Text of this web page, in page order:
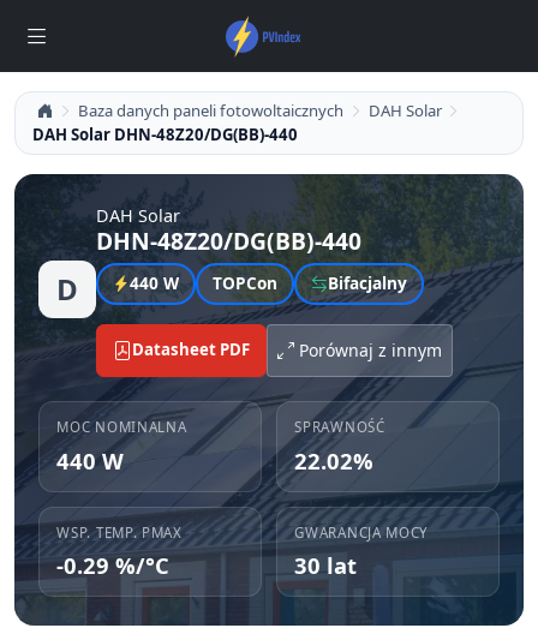
Baza danych paneli fotowoltaicznych
DAH Solar
DAH Solar DHN-48Z20/DG(BB)-440
D
DAH Solar
DHN-48Z20/DG(BB)-440
440 W TOPCon Bifacjalny
Datasheet PDF Porównaj z innym
MOC NOMINALNA
440 W
SPRAWNOŚĆ
22.02%
WSP. TEMP. PMAX
-0.29 %/°C
GWARANCJA MOCY
30 lat